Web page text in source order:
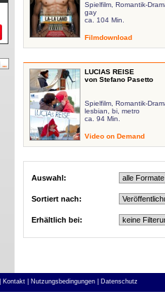
Spielfilm, Romantik-
gay
ca. 104 Min.
Filmdownload
LUCIAS REISE
von Stefano Pasetto
Spielfilm, Romantik-
lesbian, bi, metro
ca. 94 Min.
Video on Demand
Auswahl:
Sortiert nach:
Erhältlich bei:
Kontakt | Nutzungsbedingungen | Datenschutz